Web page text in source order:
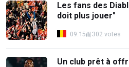
Les fans des
doit plus jouer"
09:15 302 votes
Un club prêt à